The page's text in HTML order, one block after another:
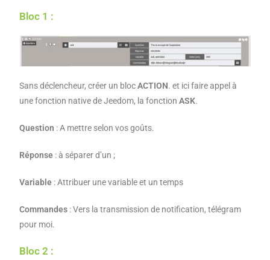
Bloc 1 :
Sans déclencheur, créer un blocACTION. et ici faire appel à
une fonction native de Jeedom, la fonctionASK.
Question : A mettre selon vos goûts.
Réponse : à séparer d’un ;
Variable : Attribuer une variable et un temps
Commandes : Vers la transmission de notification, télégram
pour moi.
Bloc 2 :